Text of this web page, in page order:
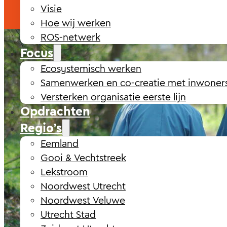
Visie
Hoe wij werken
ROS-netwerk
Focus
Ecosystemisch werken
Samenwerken en co-creatie met
Versterken organisatie eerste lijn
Opdrachten
Regio’s
Eemland
Gooi & Vechtstreek
Lekstroom
Noordwest Utrecht
Noordwest Veluwe
Utrecht Stad